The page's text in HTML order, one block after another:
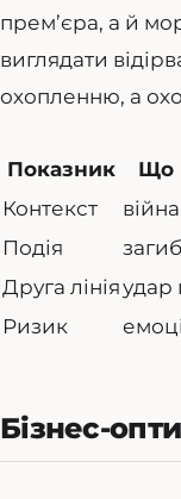
прем’єра, а й
виглядати
охопленню, а
Показник
Що
Контекст
війна
Подія
Друга лініяудар
Ризик
Бізнес-